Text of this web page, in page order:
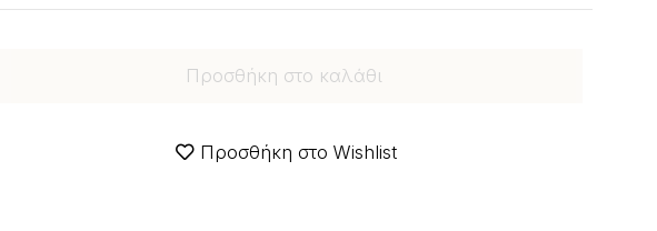
Προσθήκη στο καλάθι
Προσθήκη στο Wishlist